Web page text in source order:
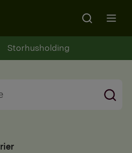
Search
Storhusholding